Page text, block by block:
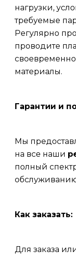
нагрузки,
требуемые
Регулярно
проводите
материалы.
Гарантии и
Мы
на все наши
полный
Как заказать:
Для заказа